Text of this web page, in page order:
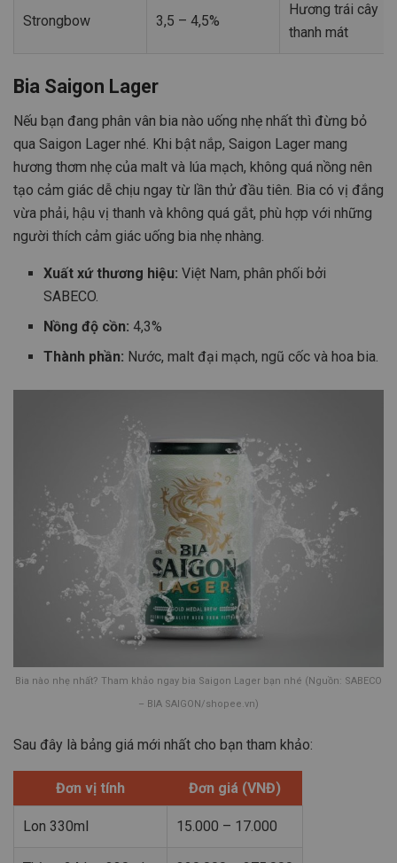
Strongbow 3,5 – 4,5%
Hương trái cây
thanh mát
Bia Saigon Lager
Nếu bạn đang phân vân bia nào uống nhẹ nhất thì đừng bỏ
qua Saigon Lager nhé. Khi bật nắp, Saigon Lager mang
hương thơm nhẹ của malt và lúa mạch, không quá nồng nên
tạo cảm giác dễ chịu ngay từ lần thử đầu tiên. Bia có vị đắng
vừa phải, hậu vị thanh và không quá gắt, phù hợp với những
người thích cảm giác uống bia nhẹ nhàng.
Xuất xứ thương hiệu:Việt Nam, phân phối bởi
SABECO.
Nồng độ cồn:4,3%
Thành phần: Nước, malt đại mạch, ngũ cốc và hoa bia.
Bia nào nhẹ nhất? Tham khảo ngay bia Saigon Lager bạn nhé (Nguồn: SABECO
– BIA SAIGON/shopee.vn)
Sau đây là bảng giá mới nhất cho bạn tham khảo:
Đơn vị tính Đơn giá (VNĐ)
Lon 330ml 15.000 – 17.000